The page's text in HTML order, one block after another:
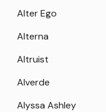
Alter Ego
Alterna
Altruist
Alverde
Alyssa Ashley